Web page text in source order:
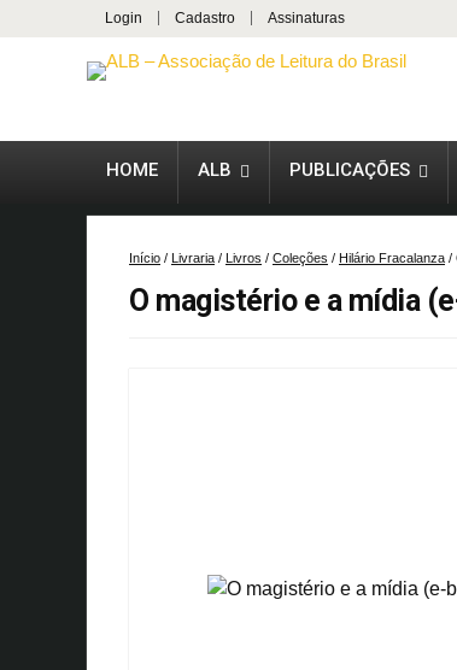
Login Cadastro Assinaturas
HOME ALB PUBLICAÇÕES
Início / Livraria / Livros / Coleções / Hilário Fracalanza /
O magistério e a mídia